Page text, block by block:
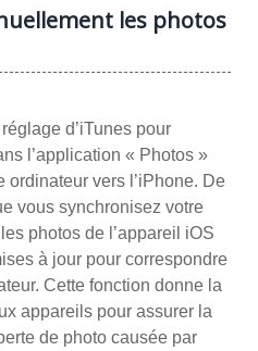
les photos
d’iTunes pour
l’application « Photos »
ordinateur vers l’iPhone. De
vous synchronisez votre
photos de l’appareil iOS
à jour pour correspondre
Cette fonction donne la
appareils pour assurer la
de photo causée par